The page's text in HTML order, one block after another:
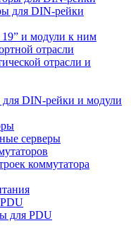
для DIN-рейки
и модули к ним
отрасли
отрасли и
DIN-рейки и модули
серверы
коммутатора
для PDU